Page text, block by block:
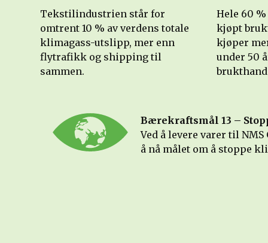
Tekstilindustrien står for
omtrent 10 % av verdens totale
klimagass-utslipp, mer enn
flytrafikk og shipping til
sammen.
Hele 60
kjøpt
kjøper
under 50
Bærekraftsmål 13 –
Ved å levere varer til
å nå målet om å stoppe